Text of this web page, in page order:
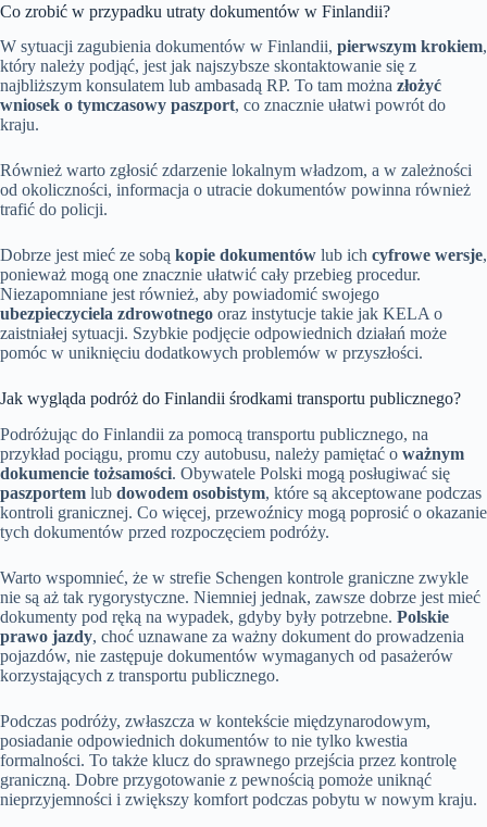
Co zrobić w przypadku utraty dokumentów w Finlandii?
W sytuacji zagubienia dokumentów w Finlandii, pierwszym krokiem,
który należy podjąć, jest jak najszybsze skontaktowanie się z
najbliższym konsulatem lub ambasadą RP. To tam można złożyć
wniosek o tymczasowy paszport, co znacznie ułatwi powrót do
kraju.
Również warto zgłosić zdarzenie lokalnym władzom, a w zależności
od okoliczności, informacja o utracie dokumentów powinna również
trafić do policji.
Dobrze jest mieć ze sobą kopie dokumentów lub ich cyfrowe wersje,
ponieważ mogą one znacznie ułatwić cały przebieg procedur.
Niezapomniane jest również, aby powiadomić swojego
ubezpieczyciela zdrowotnego oraz instytucje takie jak KELA o
zaistniałej sytuacji. Szybkie podjęcie odpowiednich działań może
pomóc w uniknięciu dodatkowych problemów w przyszłości.
Jak wygląda podróż do Finlandii środkami transportu publicznego?
Podróżując do Finlandii za pomocą transportu publicznego, na
przykład pociągu, promu czy autobusu, należy pamiętać o ważnym
dokumencie tożsamości. Obywatele Polski mogą posługiwać się
paszportem lub dowodem osobistym, które są akceptowane podczas
kontroli granicznej. Co więcej, przewoźnicy mogą poprosić o okazanie
tych dokumentów przed rozpoczęciem podróży.
Warto wspomnieć, że w strefie Schengen kontrole graniczne zwykle
nie są aż tak rygorystyczne. Niemniej jednak, zawsze dobrze jest mieć
dokumenty pod ręką na wypadek, gdyby były potrzebne. Polskie
prawo jazdy, choć uznawane za ważny dokument do prowadzenia
pojazdów, nie zastępuje dokumentów wymaganych od pasażerów
korzystających z transportu publicznego.
Podczas podróży, zwłaszcza w kontekście międzynarodowym,
posiadanie odpowiednich dokumentów to nie tylko kwestia
formalności. To także klucz do sprawnego przejścia przez kontrolę
graniczną. Dobre przygotowanie z pewnością pomoże uniknąć
nieprzyjemności i zwiększy komfort podczas pobytu w nowym kraju.